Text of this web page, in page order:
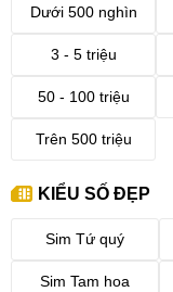
Dưới 500 nghìn
3 - 5 triệu
50 - 100 triệu
Trên 500 triệu
KIỂU SỐ ĐẸP
Sim Tứ quý
Sim Tam hoa